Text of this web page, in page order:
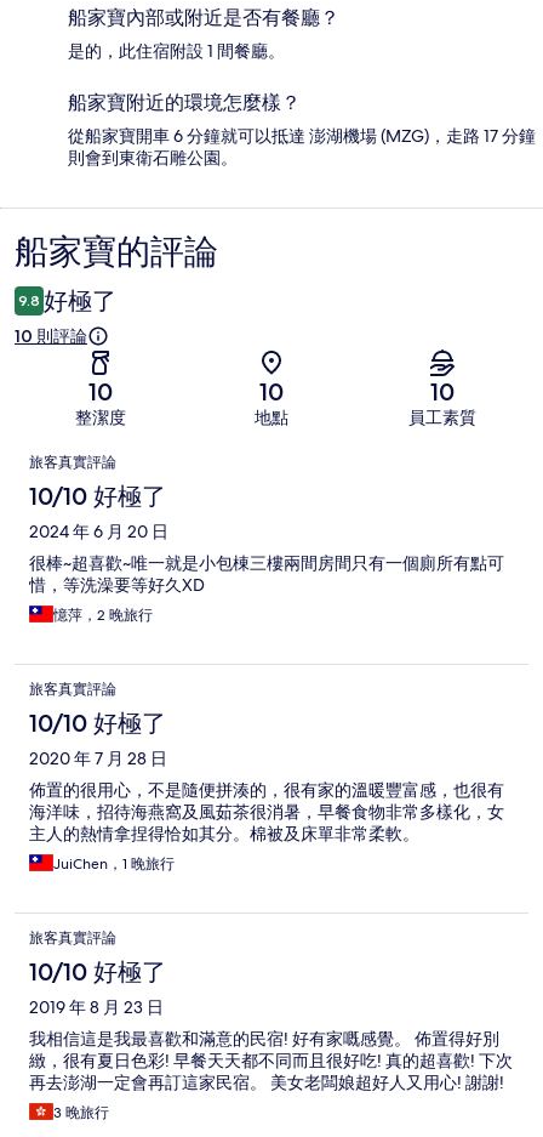
船家寶內部或附近是否有餐廳？
是的，此住宿附設 1 間餐廳。
船家寶附近的環境怎麼樣？
從船家寶開車 6 分鐘就可以抵達 澎湖機場 (MZG)，走路 17 分鐘
則會到東衛石雕公園。
評
論
船家寶的評論
9.8 好極了
10 則評論
10
整潔度
10
地點
10
員工素質
評
論
旅客真實評論
10/10 好極了
2024 年 6 月 20 日
很棒~超喜歡~唯一就是小包棟三樓兩間房間只有一個廁所有點可
惜，等洗澡要等好久XD
憶萍，2 晚旅行
旅客真實評論
10/10 好極了
2020 年 7 月 28 日
佈置的很用心，不是隨便拼湊的，很有家的溫暖豐富感，也很有
海洋味，招待海燕窩及風茹茶很消暑，早餐食物非常多樣化，女
主人的熱情拿捏得恰如其分。棉被及床單非常柔軟。
JuiChen，1 晚旅行
旅客真實評論
10/10 好極了
2019 年 8 月 23 日
我相信這是我最喜歡和滿意的民宿! 好有家嘅感覺。 佈置得好別
緻，很有夏日色彩! 早餐天天都不同而且很好吃! 真的超喜歡! 下次
再去澎湖一定會再訂這家民宿。 美女老闆娘超好人又用心! 謝謝!
3 晚旅行